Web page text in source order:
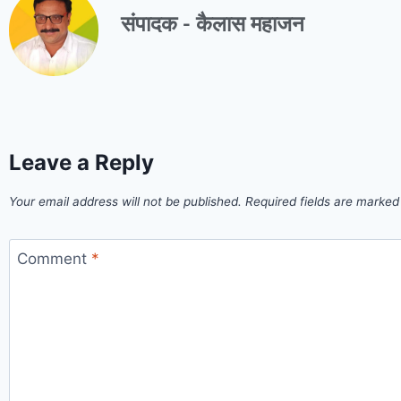
संपादक - कैलास महाजन
Leave a Reply
Your email address will not be published. Required fields are marked
Comment *